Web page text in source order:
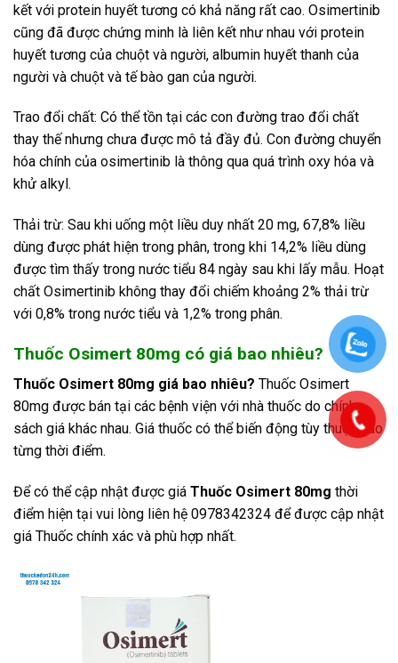
kết với protein huyết tương có khả năng rất cao. Osimertinib
cũng đã được chứng minh là liên kết như nhau với protein
huyết tương của chuột và người, albumin huyết thanh của
người và chuột và tế bào gan của người.
Trao đổi chất: Có thể tồn tại các con đường trao đổi chất
thay thế nhưng chưa được mô tả đầy đủ. Con đường chuyển
hóa chính của osimertinib là thông qua quá trình oxy hóa và
khử alkyl.
Thải trừ: Sau khi uống một liều duy nhất 20 mg, 67,8% liều
dùng được phát hiện trong phân, trong khi 14,2% liều dùng
được tìm thấy trong nước tiểu 84 ngày sau khi lấy mẫu. Hoạt
chất Osimertinib không thay đổi chiếm khoảng 2% thải trừ
với 0,8% trong nước tiểu và 1,2% trong phân.
Thuốc Osimert 80mg có giá bao nhiêu?
Thuốc Osimert 80mg giá bao nhiêu? Thuốc Osimert
80mg được bán tại các bệnh viện với nhà thuốc do chính
sách giá khác nhau. Giá thuốc có thể biến động tùy thuộc vào
từng thời điểm.
Để có thể cập nhật được giá Thuốc Osimert 80mg thời
điểm hiện tại vui lòng liên hệ 0978342324 để được cập nhật
giá Thuốc chính xác và phù hợp nhất.